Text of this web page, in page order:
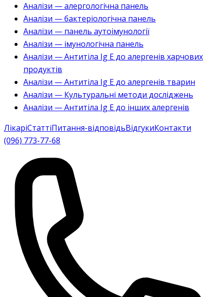
Аналізи — алергологічна панель
Аналізи — бактеріологічна панель
Аналізи — панель аутоімунології
Аналізи — імунологічна панель
Аналізи — Антитіла Ig E до алергенів харчових
продуктів
Аналізи — Антитіла Ig E до алергенів тварин
Аналізи — Культуральні методи досліджень
Аналізи — Антитіла Ig E до інших алергенів
ЛікаріСтаттіПитання-відповідьВідгукиКонтакти
(096) 773-77-68